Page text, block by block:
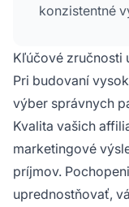
konzistentné
Kľúčové zručnosti
Pri budovaní
výber správnych
Kvalita vašich
marketingové
príjmov.
uprednostňovať,